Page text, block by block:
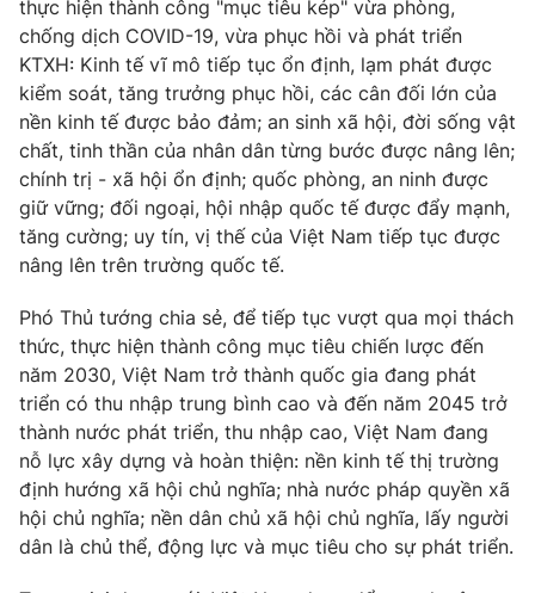
thực hiện thành công "mục tiêu kép" vừa phòng,
chống dịch COVID-19, vừa phục hồi và phát triển
KTXH: Kinh tế vĩ mô tiếp tục ổn định, lạm phát được
kiểm soát, tăng trưởng phục hồi, các cân đối lớn của
nền kinh tế được bảo đảm; an sinh xã hội, đời sống vật
chất, tinh thần của nhân dân từng bước được nâng lên;
chính trị - xã hội ổn định; quốc phòng, an ninh được
giữ vững; đối ngoại, hội nhập quốc tế được đẩy mạnh,
tăng cường; uy tín, vị thế của Việt Nam tiếp tục được
nâng lên trên trường quốc tế.
Phó Thủ tướng chia sẻ, để tiếp tục vượt qua mọi thách
thức, thực hiện thành công mục tiêu chiến lược đến
năm 2030, Việt Nam trở thành quốc gia đang phát
triển có thu nhập trung bình cao và đến năm 2045 trở
thành nước phát triển, thu nhập cao, Việt Nam đang
nỗ lực xây dựng và hoàn thiện: nền kinh tế thị trường
định hướng xã hội chủ nghĩa; nhà nước pháp quyền xã
hội chủ nghĩa; nền dân chủ xã hội chủ nghĩa, lấy người
dân là chủ thể, động lực và mục tiêu cho sự phát triển.